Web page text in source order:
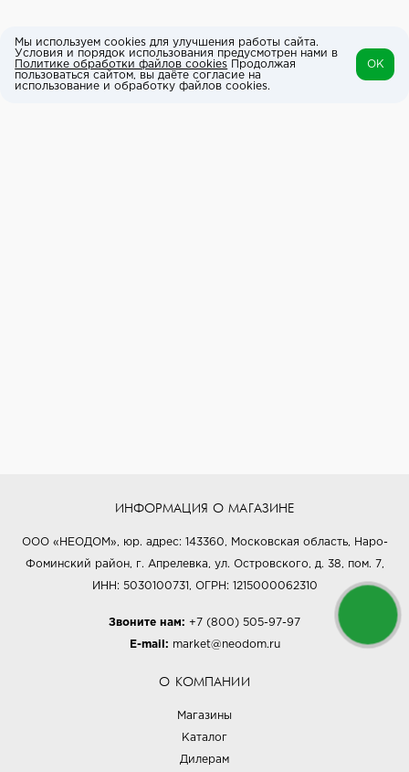
ИНФОРМАЦИЯ О МАГАЗИНЕ
ООО «НЕОДОМ», юр. адрес: 143360, Московская область, Наро-
Фоминский район, г. Апрелевка, ул. Островского, д. 38, пом. 7,
ИНН: 5030100731, ОГРН: 1215000062310
Звоните нам: +7 (800) 505-97-97
E-mail: market@neodom.ru
О КОМПАНИИ
Магазины
Каталог
Дилерам
Мы используем cookies для улучшения работы сайта.
Условия и порядок использования предусмотрен нами в
Политике обработки файлов cookies Продолжая
пользоваться сайтом, вы даёте согласие на
использование и обработку файлов cookies.
OK